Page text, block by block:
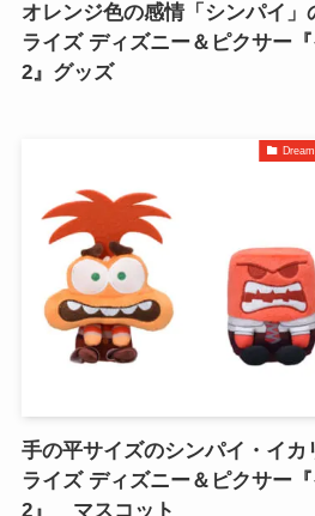
オレンジ色の感情「シンパイ
ライズ ディズニー＆ピクサー
2』グッズ
手の平サイズのシンパイ・イカ
ライズ ディズニー＆ピクサー
2』 マスコット